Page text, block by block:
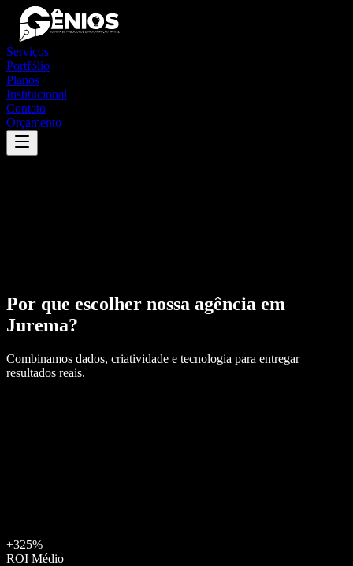
Serviços
Portfólio
Planos
Institucional
Contato
Orçamento
Por que escolher nossa agência em
Jurema?
Combinamos dados, criatividade e tecnologia para entregar
resultados reais.
+325%
ROI Médio